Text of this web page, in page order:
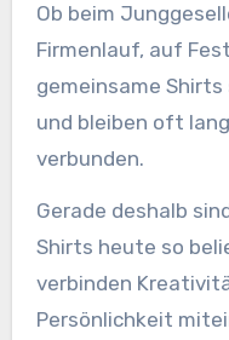
Ob beim
Firmenlauf, auf
gemeinsame
und bleiben oft
verbunden.
Gerade deshalb
Shirts heute so
verbinden
Persönlichkeit